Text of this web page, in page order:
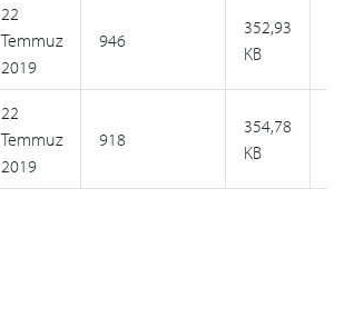
22
Temmuz
2019
946
352,93
KB
22
Temmuz
2019
918
354,78
KB